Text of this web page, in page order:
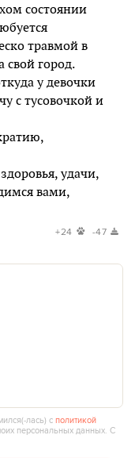
состоянии
травмой в
город.
у девочки
с тусовочкой и
удачи,
вами,
+24 -47
сполитикой
персональных данных. С